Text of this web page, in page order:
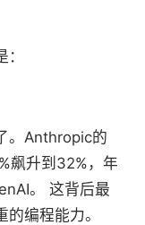
。Anthropic的
飙升到32%，年
。 这背后最
编程能力。